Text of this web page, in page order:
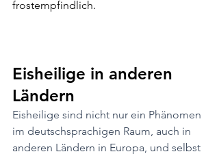
frostempfindlich.
Eisheilige in anderen
Ländern
Eisheilige sind nicht nur ein Phänomen
im deutschsprachigen Raum, auch in
anderen Ländern in Europa, und selbst